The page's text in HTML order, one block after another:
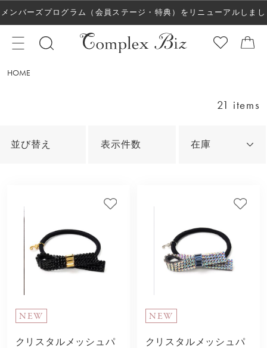
メンバーズプログラム（会員ステージ・特典）をリニューアルしまし
た！
HOME
21 items
並び替え 表示件数 在庫
NEW
クリスタルメッシュパ
NEW
クリスタルメッシュパ